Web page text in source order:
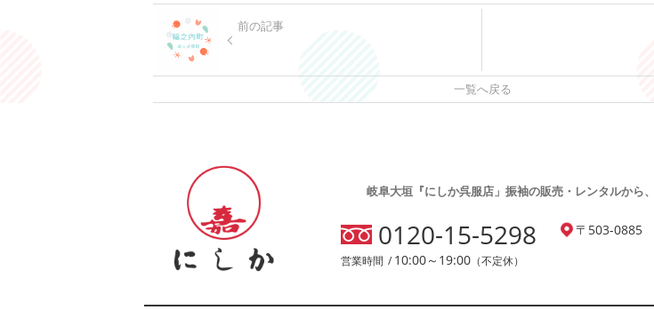
前の記事
一覧へ戻る
岐阜大垣『にしか呉服店」 振袖の販売・レンタルから、
0120-15-5298
営業時間 10:00～19:00 （不定休）
〒503-0885